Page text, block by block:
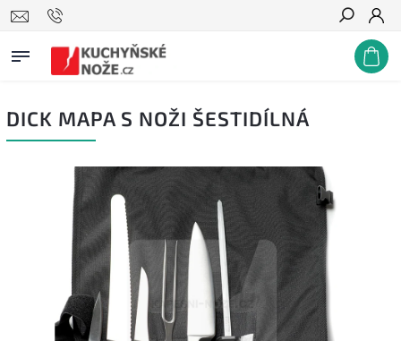
Hledat
DICK MAPA S NOŽI ŠESTIDÍLNÁ